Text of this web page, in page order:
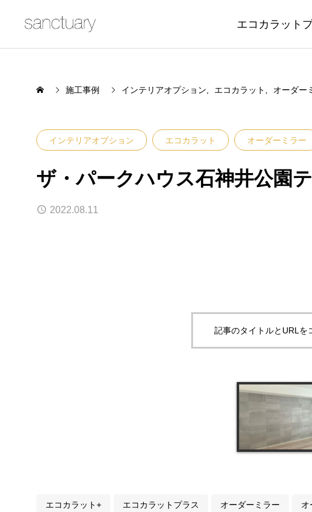
エコカラット
施工事例 インテリアオプション エコカラット オーダー
インテリアオプション エコカラット オーダーミラー
ザ・パークハウス石神井公園
2022.08.11
記事のタイトルとURLを
エコカラット+ エコカラットプラス オーダーミラー オ